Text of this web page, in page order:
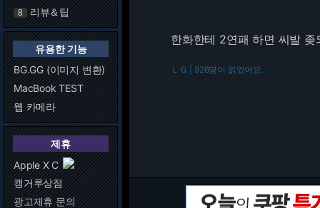
8 리뷰＆팁
유용한 기능
BG.GG (이미지 변환)
MacBook TEST
웹 카메라
제휴
Apple X C
캥거루상점
광고제휴 문의
한화한테 2연패 하면 씨발 좆
ＬＧ | 926명이 읽었어요.